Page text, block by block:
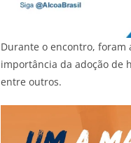
Durante o encontro, foram
importância da adoção de
entre outros.